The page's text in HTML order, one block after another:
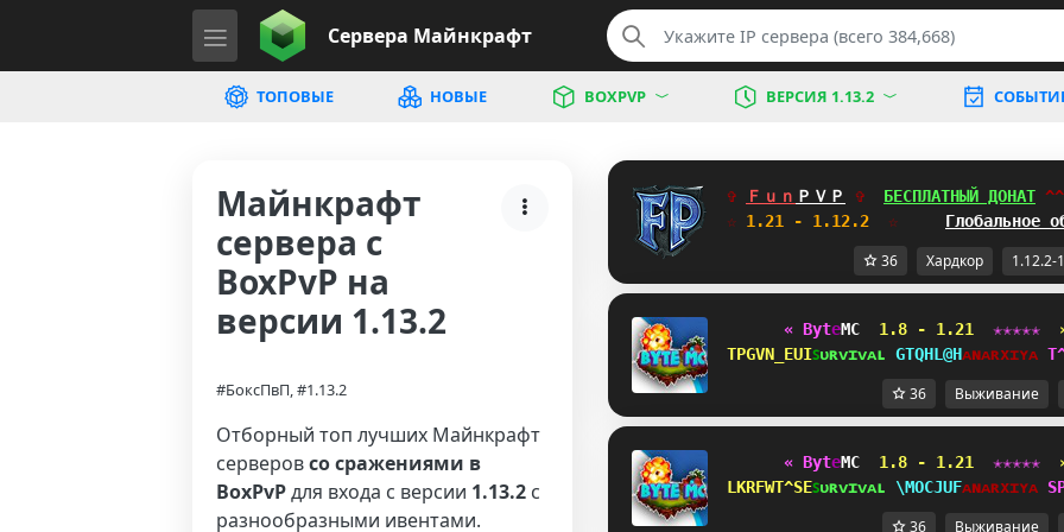
Сервера Майнкрафт
ТОПОВЫЕ НОВЫЕ BOXPVP ВЕРСИЯ 1.13.2
Майнкрафт
сервера с
BoxPvP на
версии 1.13.2
#БоксПвП, #1.13.2
Отборный топ лучших Майнкрафт
серверовсо сражениями в
BoxPvPдля входа с версии 1.13.2 с
разнообразными ивентами.
✞ Ｆｕｎ ＰＶＰ ✞ БЕСПЛАТНЫЙ ДОНАТ H_
☆ 1.21 - 1.12.2 ☆ Глобальное
36 Хардкор 1.12.2-
« ByteMC 1.8 - 1.21 ✭✭✭✭✭
\PNKMRRYIꜱᴜʀᴠɪᴠᴀʟ KYX^N^Gᴀɴᴀʀxɪʏᴀ
36 Выживание
« ByteMC 1.8 - 1.21 ✭✭✭✭✭
^IBJMGU^\ꜱᴜʀᴠɪᴠᴀʟ MKCS\FUᴀɴᴀʀxɪʏᴀ
36 Выживание